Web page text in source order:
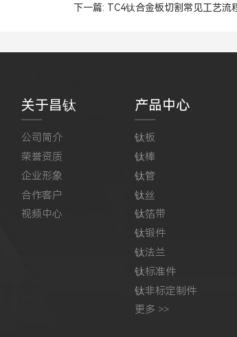
下一篇: TC4钛合金板切割常见工艺流
关于昌钛
公司简介
荣誉资质
企业形象
合作客户
视频中心
产品中心
钛板
钛棒
钛管
钛丝
钛箔带
钛锻件
钛法兰
钛标准件
钛非标定制件
更多 >>